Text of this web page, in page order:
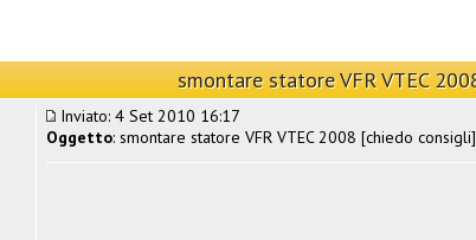
smontare statore VFR VTEC
Inviato: 4 Set 2010 16:17
Oggetto: smontare statore VFR VTEC 2008 [chiedo consigli]